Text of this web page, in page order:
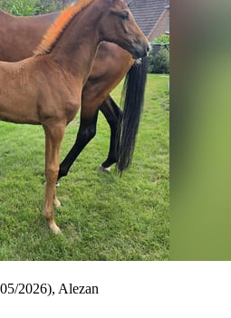
2026), Alezan